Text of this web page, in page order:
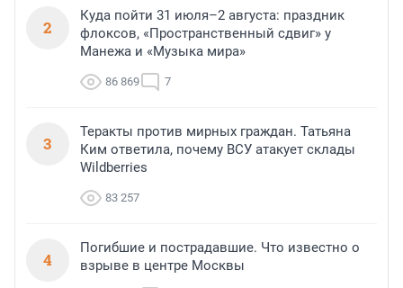
2
Куда пойти 31 июля–2 августа: праздник
флоксов, «Пространственный сдвиг» у
Манежа и «Музыка мира»
86 869 7
3
Теракты против мирных граждан. Татьяна
Ким ответила, почему ВСУ атакует склады
Wildberries
83 257
4
Погибшие и пострадавшие. Что известно о
взрыве в центре Москвы